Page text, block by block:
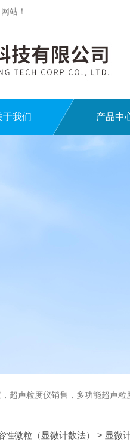
站！
于我们 产品中
售，多功能超声粒度分析仪，粒度及Zeta电位分析
性微粒（显微计数法） > 显微